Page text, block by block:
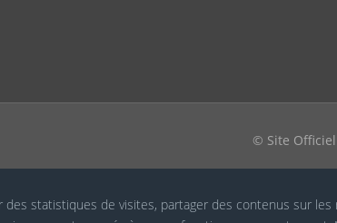
© Site Officiel
statistiques de visites, partager des contenus sur les